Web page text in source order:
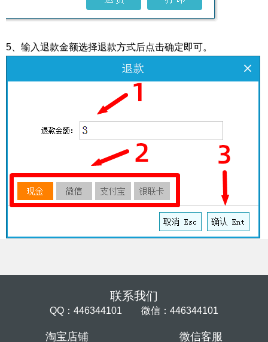
5、输入退款金额选择退款方式后点击确定即可。
联系我们
QQ：446344101 微信：446344101
微信客服
淘宝店铺